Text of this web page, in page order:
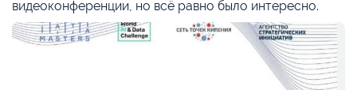
видеоконференции, но всё равно было интересно.